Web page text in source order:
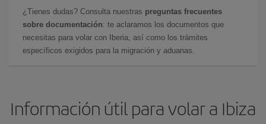
¿Tienes dudas? Consulta nuestras preguntas frecuentes
sobre documentación: te aclaramos los documentos que
necesitas para volar con Iberia, así como los trámites
específicos exigidos para la migración y aduanas.
Información útil para volar a Ibiza